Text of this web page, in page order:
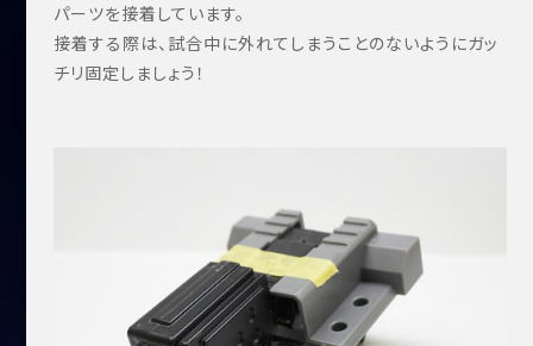
パーツを接着しています。
接着する際は、試合中に外れてしまうことのないようにガッ
チリ固定しましょう！